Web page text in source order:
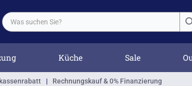
Küche Sale
| Rechnungskauf & 0% Finanzierung